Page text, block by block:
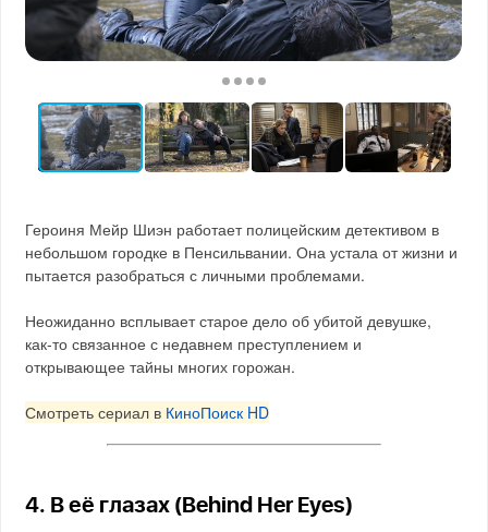
Героиня Мейр Шиэн работает полицейским детективом в
небольшом городке в Пенсильвании. Она устала от жизни и
пытается разобраться с личными проблемами.
Неожиданно всплывает старое дело об убитой девушке,
как-то связанное с недавнем преступлением и
открывающее тайны многих горожан.
Смотреть сериал в КиноПоиск HD
4. В её глазах (Behind Her Eyes)